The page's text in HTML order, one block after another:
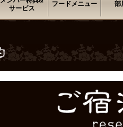
サービス
フードメニュー 部